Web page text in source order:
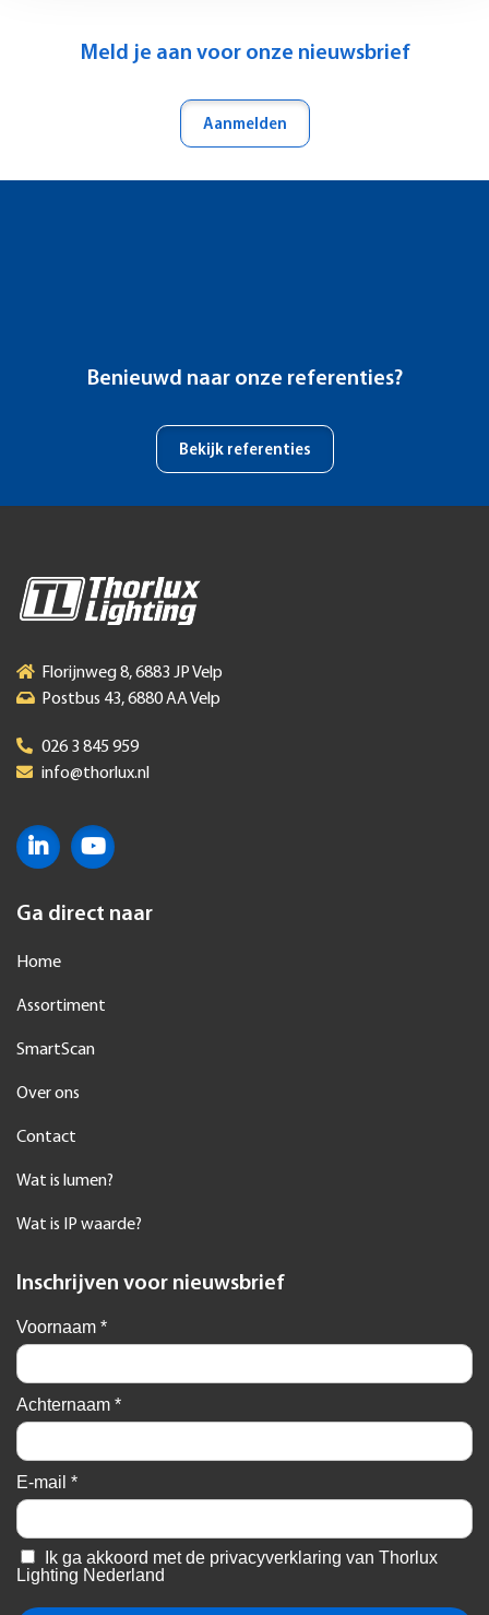
Meld je aan voor onze nieuwsbrief
Aanmelden
Benieuwd naar onze referenties?
Bekijk referenties
Florijnweg 8, 6883 JP Velp
Postbus 43, 6880 AA Velp
026 3 845 959
info@thorlux.nl
Ga direct naar
Home
Assortiment
SmartScan
Over ons
Contact
Wat is lumen?
Wat is IP waarde?
Inschrijven voor nieuwsbrief